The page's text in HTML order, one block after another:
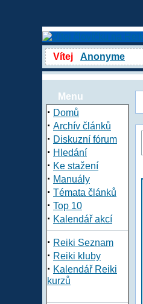
Vítej Anonyme
Menu
· Domů
· Archív článků
· Diskuzní fórum
· Hledání
· Ke stažení
· Manuály
· Témata článků
· Top 10
· Kalendář akcí
· Reiki Seznam
· Reiki kluby
· Kalendář Reiki
kurzů